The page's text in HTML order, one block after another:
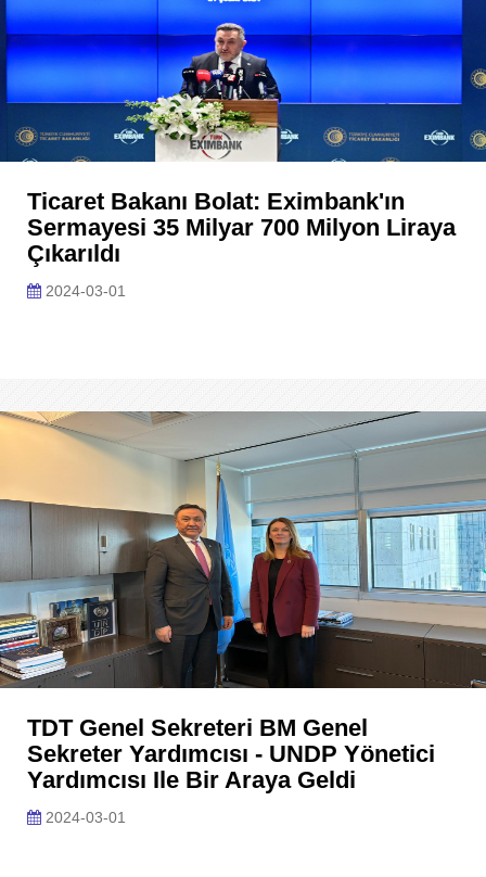
Ticaret Bakanı Bolat: Eximbank'ın
Sermayesi 35 Milyar 700 Milyon Liraya
Çıkarıldı
2024-03-01
TDT Genel Sekreteri BM Genel
Sekreter Yardımcısı - UNDP Yönetici
Yardımcısı Ile Bir Araya Geldi
2024-03-01